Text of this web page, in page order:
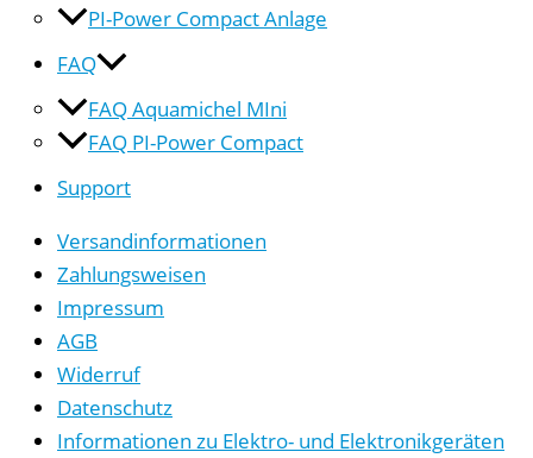
PI-Power Compact Anlage
FAQ
FAQ Aquamichel MIni
FAQ PI-Power Compact
Support
Versandinformationen
Zahlungsweisen
Impressum
AGB
Widerruf
Datenschutz
Informationen zu Elektro- und Elektronikgeräten